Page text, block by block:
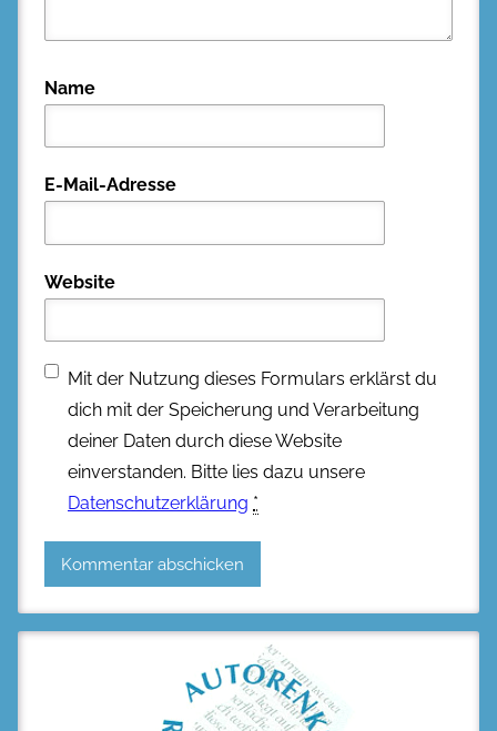
Name
E-Mail-Adresse
Website
Mit der Nutzung dieses Formulars erklärst du
dich mit der Speicherung und Verarbeitung
deiner Daten durch diese Website
einverstanden. Bitte lies dazu unsere
Datenschutzerklärung *